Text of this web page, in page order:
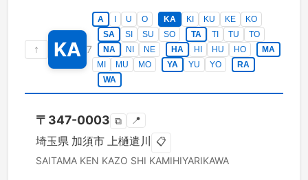
↑ KA 7
A U O KA KI KU KE
KO
SA
SI SU SO TA TI TU
TO
NA
NI NE HA HI HU HO
MA
MI
MU MO YA YU YO
RA
WA
〒 347-0003 ⧉ 📍
埼玉県 加須市 上樋遣川 📋
SAITAMA KEN KAZO SHI KAMIHIYARIKAWA